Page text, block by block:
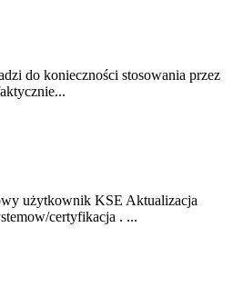
do konieczności stosowania przez
użytkownik KSE Aktualizacja
certyfikacja . ...